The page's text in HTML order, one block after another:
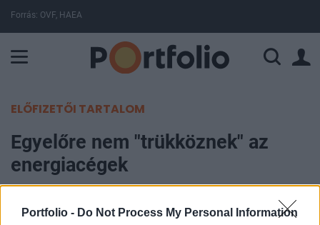
Portfolio - Do Not Process My Personal Information
Forrás: OVF, HAEA
ELŐFIZETŐI TARTALOM
Egyelőre nem "trükköznek" az
energiacégek
2013. január 07. 14:53